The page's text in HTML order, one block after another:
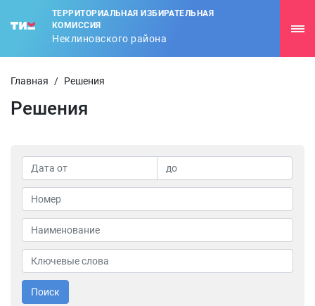
ТЕРРИТОРИАЛЬНАЯ ИЗБИРАТЕЛЬНАЯ
КОМИССИЯ
Неклиновского района
Главная / Решения
Решения
Поиск